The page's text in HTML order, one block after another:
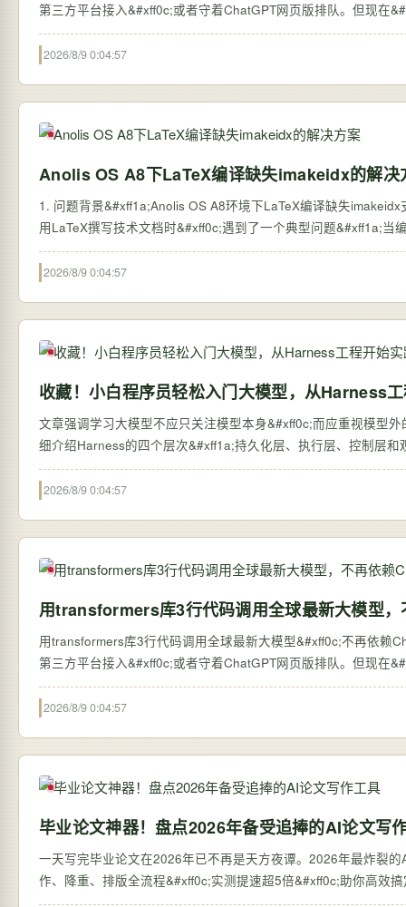
第三方平台接入&#xff0c;或者守着ChatGPT网页版排队。但现在
2026/8/9 0:04:57
Anolis OS A8下LaTeX编译缺失imakeidx的解决
1. 问题背景&#xff1a;Anolis OS A8环境下LaTeX编译缺失
用LaTeX撰写技术文档时&#xff0c;遇到了一个典型问题&#xff1a;
2026/8/9 0:04:57
收藏！小白程序员轻松入门大模型，从Harness
文章强调学习大模型不应只关注模型本身&#xff0c;而应重视模型
细介绍Harness的四个层次&#xff1a;持久化层、执行层、控制层
2026/8/9 0:04:57
用transformers库3行代码调用全球最新大模型
用transformers库3行代码调用全球最新大模型&#xff0c;不再依赖ChatGPT网页版 过去&#xff0c;想体验全球最新的大语
第三方平台接入&#xff0c;或者守着ChatGPT网页版排队。但现在
2026/8/9 0:04:57
毕业论文神器！盘点2026年备受追捧的AI论文写
一天写完毕业论文在2026年已不再是天方夜谭。2026年最炸裂
作、降重、排版全流程&#xff0c;实测提速超5倍&#xff0c;助你高效